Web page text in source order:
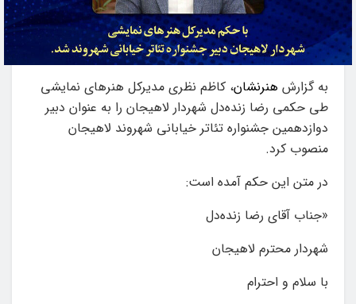
به گزارش هنرنشان، کاظم نظری مدیرکل هنرهای نمایشی
طی حکمی رضا زنده‌دل شهردار لاهیجان را به‌ عنوان دبیر
دوازدهمین جشنواره تئاتر خیابانی شهروند لاهیجان
منصوب کرد.
در متن این حکم آمده است:
«جناب آقای رضا زنده‌دل
شهردار محترم لاهیجان
با سلام و احترام